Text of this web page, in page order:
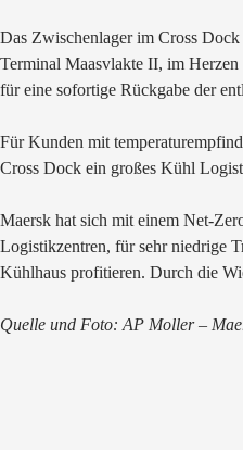
Das Zwischenlager im Cross
Terminal Maasvlakte II, im
für eine sofortige Rückgabe der
Für Kunden mit
Cross Dock ein großes Kühl
Maersk hat sich mit einem Net-
Logistikzentren, für sehr niedrige
Kühlhaus profitieren. Durch die
Quelle und Foto: AP Moller –